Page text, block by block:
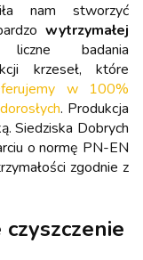
nam stworzyć
wytrzymałej
liczne badania
krzeseł, które
w 100%
. Produkcja
Siedziska Dobrych
o normę PN-EN
zgodnie z